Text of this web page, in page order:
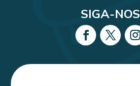
SIGA-NOS